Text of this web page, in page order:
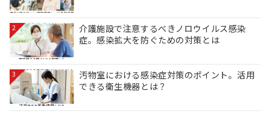
2
介護施設で注意するべきノロウイルス感染
症。感染拡大を防ぐための対策とは
3
汚物室における感染症対策のポイント。活用
できる衛生機器とは？